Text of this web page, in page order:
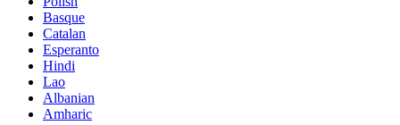
Basque
Catalan
Esperanto
Hindi
Lao
Albanian
Amharic